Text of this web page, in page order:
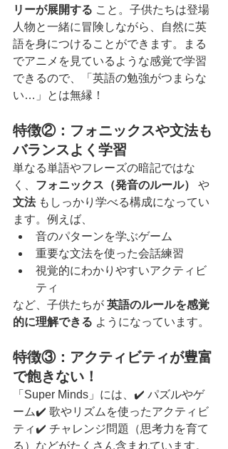
リーが展開する こと。子供たちは登場
人物と一緒に冒険しながら、自然に英
語を身につけることができます。まる
でアニメを見ているような感覚で学習
できるので、「英語の勉強がつまらな
い…」とは無縁！
特徴②：フォニックスや文法も
バランスよく学習
単なる単語やフレーズの暗記ではな
く、 フォニックス（発音のルール）
や
文法 もしっかり学べる構成になってい
ます。例えば、
音のパターンを学ぶゲーム
重要な文法を使った会話練習
視覚的にわかりやすいアクティビ
ティ
など、子供たちが 英語のルールを感覚
的に理解できる ようになっています。
特徴③：アクティビティが豊富
で飽きない！
「Super Minds」には、✔️ パズルやゲ
ーム✔️ 歌やリズムを使ったアクティビ
ティ✔️ チャレンジ問題（思考力を育て
る）などがたくさん含まれています。